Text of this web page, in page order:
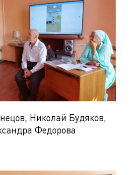
Николай Будяков,
Федорова